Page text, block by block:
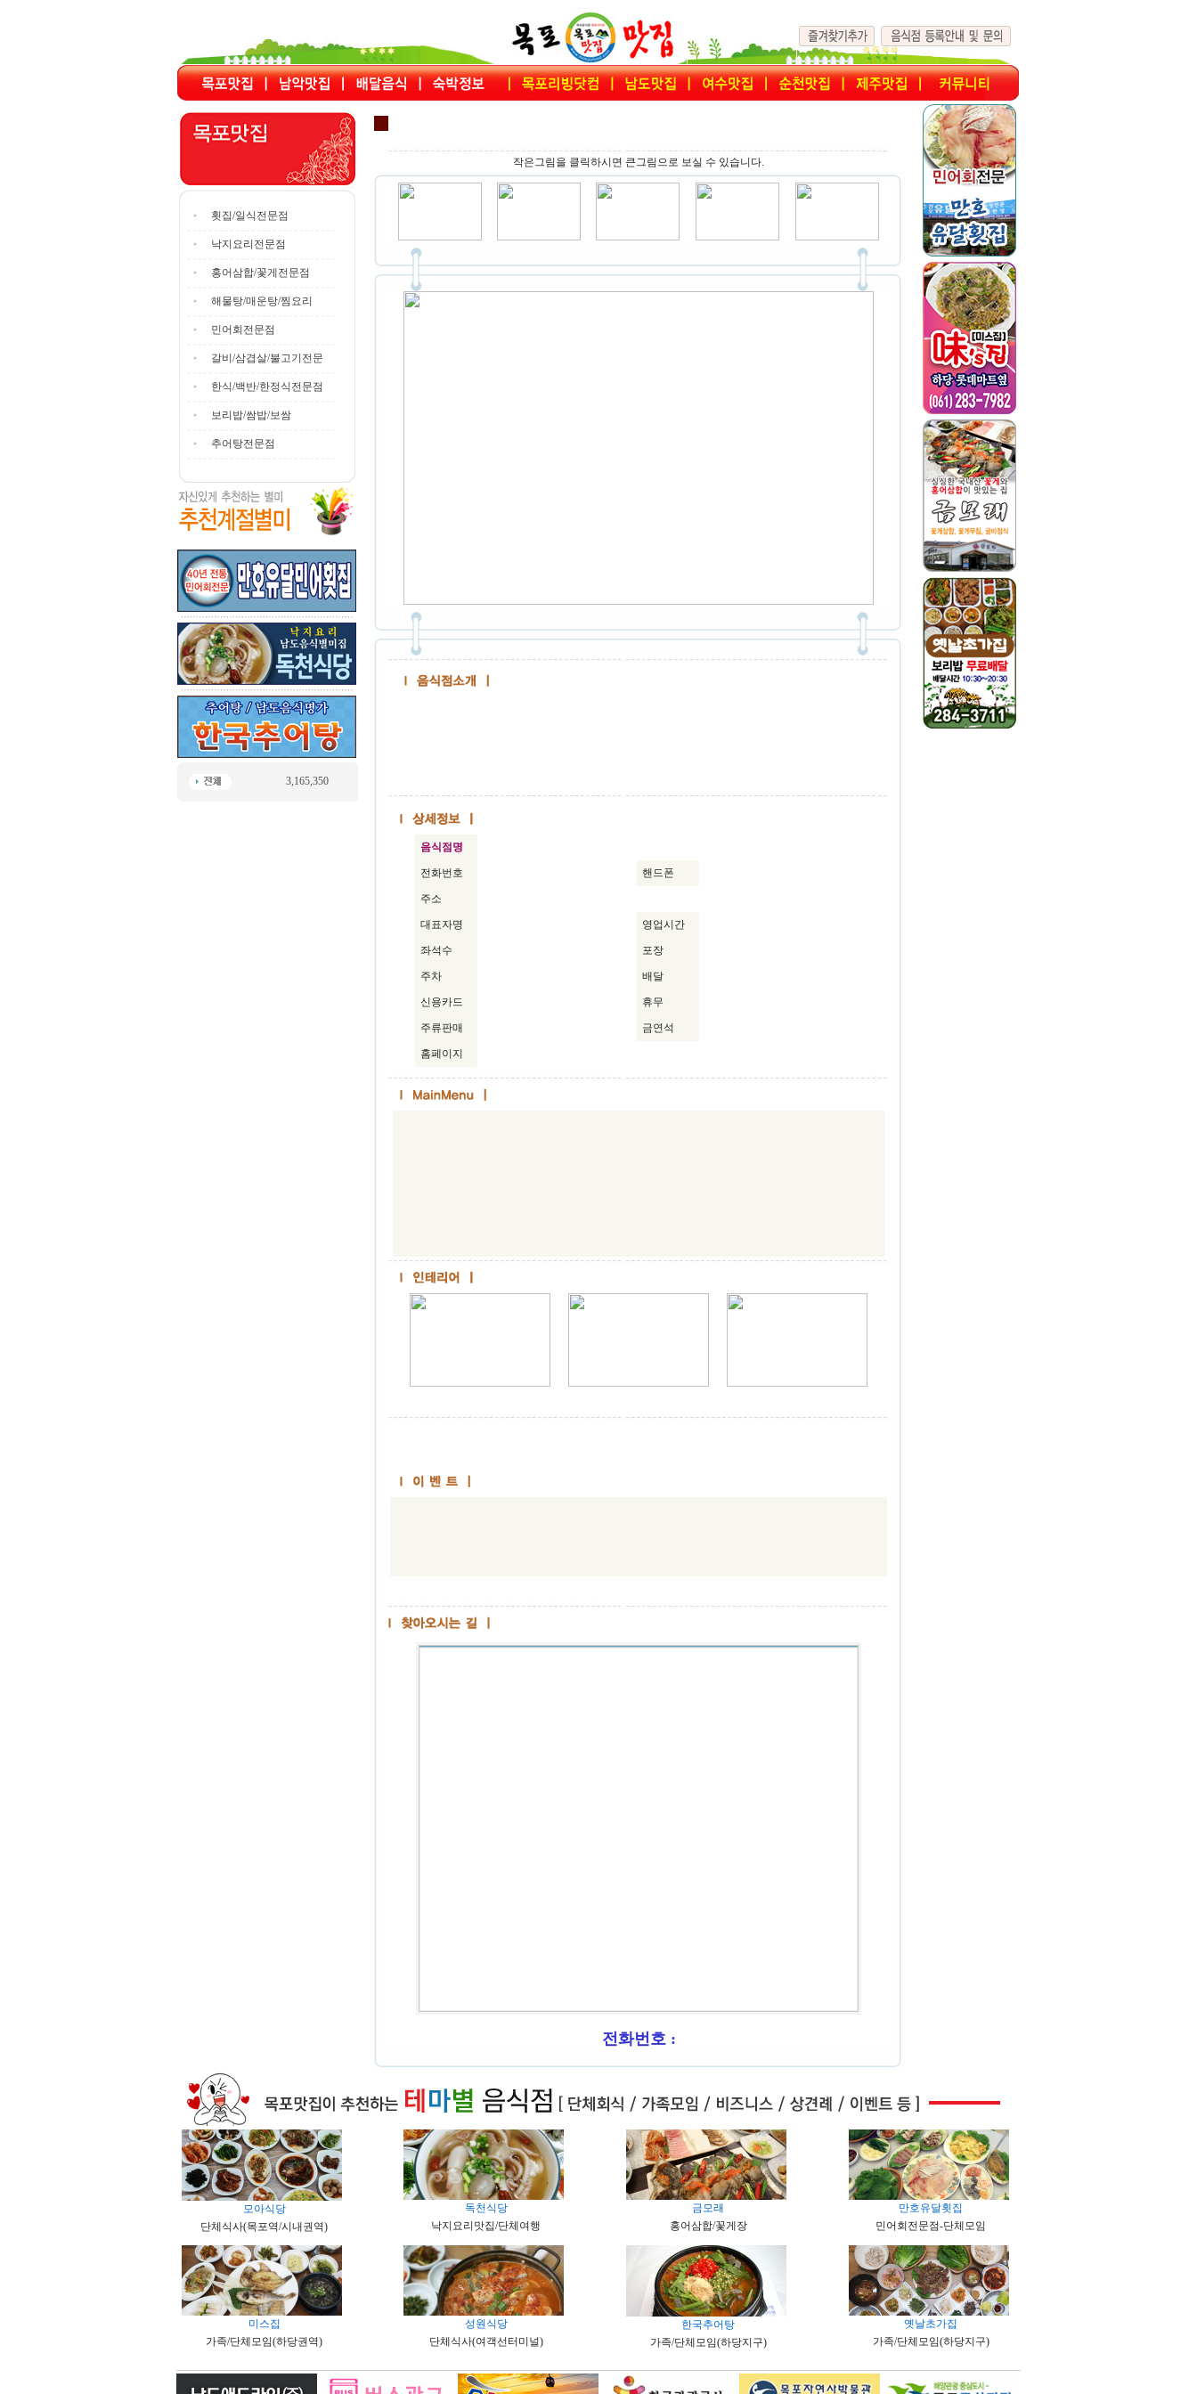
횟집/일식전문점
낙지요리전문점
홍어삼합/꽃게전문점
해물탕/매운탕/찜요리
민어회전문점
갈비/삼겹살/불고기전문
한식/백반/한정식전문점
보리밥/쌈밥/보쌈
추어탕전문점
3,165,350
작은그림을 클릭하시면 큰그림으로 보실 수 있습니다.
음식점명
전화번호 핸드폰
주소
대표자명 영업시간
좌석수 포장
주차 배달
신용카드 휴무
주류판매 금연석
홈페이지
전화번호 :
모아식당
단체식사(목포역/시내권역)
독천식당
낙지요리맛집/단체여행
금모래
홍어삼합/꽃게장
만호유달횟집
민어회전문점-단체모임
미스집
가족/단체모임(하당권역)
성원식당
단체식사(여객선터미널)
한국추어탕
가족/단체모임(하당지구)
옛날초가집
가족/단체모임(하당지구)